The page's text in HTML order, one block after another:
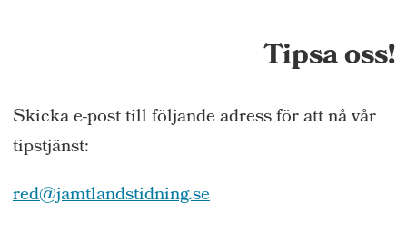
Tipsa oss!
Skicka e-post till följande adress för att nå vår
tipstjänst:
red@jamtlandstidning.se